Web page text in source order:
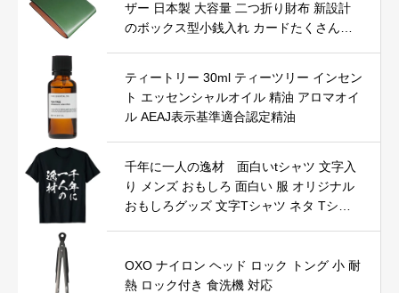
ザー 日本製 大容量 二つ折り財布 新設計
のボックス型小銭入れ カードたくさん入
ティートリー 30ml ティーツリー インセン
ト エッセンシャルオイル 精油 アロマオイ
ル AEAJ表示基準適合認定精油
千年に一人の逸材 面白いtシャツ 文字入
り メンズ おもしろ 面白い 服 オリジナル
おもしろグッズ 文字Tシャツ ネタ Tシャ
OXO ナイロン ヘッド ロック トング 小 耐
熱 ロック付き 食洗機 対応